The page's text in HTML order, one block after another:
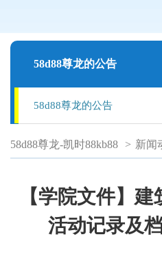
58d88尊龙的公告
58d88尊龙的公告
58d88尊龙-凯时88kb88 > 新闻
【学院文件】
活动记录及